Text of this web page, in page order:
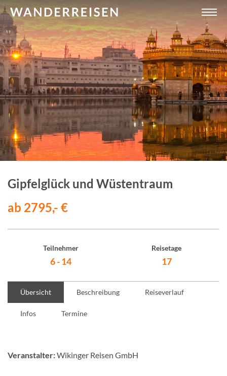
Gipfelglück und Wüstentraum
ab 2795,- €
Teilnehmer
6 - 14
Reisetage
17
Übersicht Beschreibung Reiseverlauf
Infos Termine
Veranstalter:Wikinger Reisen GmbH